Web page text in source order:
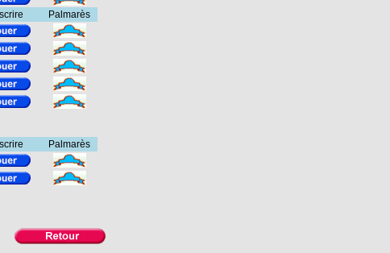
Palmarès
Palmarès